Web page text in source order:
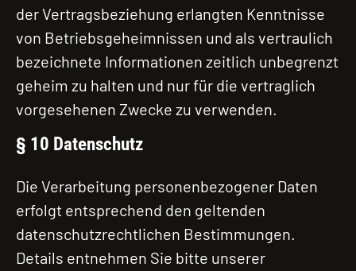
der Vertragsbeziehung erlangten Kenntnisse
von Betriebsgeheimnissen und als vertraulich
bezeichnete Informationen zeitlich unbegrenzt
geheim zu halten und nur für die vertraglich
vorgesehenen Zwecke zu verwenden.
§ 10 Datenschutz
Die Verarbeitung personenbezogener Daten
erfolgt entsprechend den geltenden
datenschutzrechtlichen Bestimmungen.
Details entnehmen Sie bitte unserer